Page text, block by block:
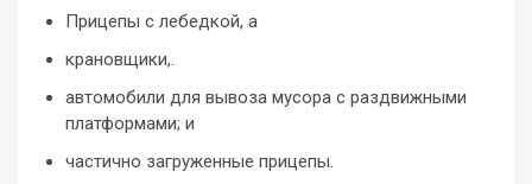
Прицепы с лебедкой, а
крановщики,.
автомобили для вывоза мусора с раздвижными
платформами; и
частично загруженные прицепы.